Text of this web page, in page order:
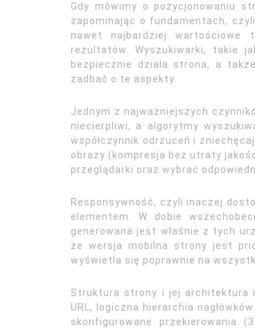
Gdy mówimy o pozycjonowaniu
zapominając o fundamentach,
nawet najbardziej wartościowe
rezultatów. Wyszukiwarki, takie
bezpiecznie działa strona, a
zadbać o te aspekty.
Jednym z najważniejszych
niecierpliwi, a algorytmy
współczynnik odrzuceń i
obrazy (kompresja bez utraty
przeglądarki oraz wybrać
Responsywność, czyli inaczej
elementem. W dobie
generowana jest właśnie z tych
że wersja mobilna strony jest
wyświetla się poprawnie na
Struktura strony i jej architektura
URL, logiczna hierarchia
skonfigurowane przekierowania